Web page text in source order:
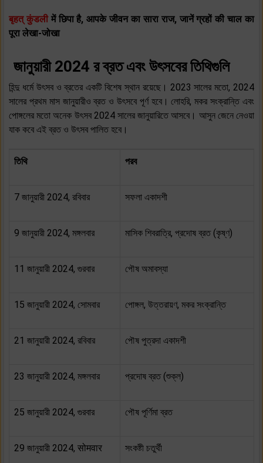
बृहत् कुंडलीमें छिपा है, आपके जीवन का सारा राज, जानें ग्रहों की चाल का
पूरा लेखा-जोखा
জানুয়ারী 2024 র ব্রত এবং উৎসবের তিথিগুলি
হিন্দু ধর্মে উৎসব ও ব্রতের একটি বিশেষ স্থান রয়েছে। 2023 সালের মতো, 2024
সালের প্রথম মাস জানুয়ারীও ব্রত ও উৎসবে পূর্ণ হবে। লোহরি, মকর সংক্রান্তি এবং
পোঙ্গলের মতো অনেক উৎসব 2024 সালের জানুয়ারিতে আসবে। আসুন জেনে নেওয়া
যাক কবে এই ব্রত ও উৎসব পালিত হবে।
তিথি পরব
7 জানুয়ারী 2024, রবিবার সফলা একাদশী
9 জানুয়ারী 2024, মঙ্গলবার মাসিক শিবরাত্রি, প্রদোষ ব্রত (কৃষ্ণ)
11 জানুয়ারী 2024, গুরবার পৌষ অমাবস্যা
15 জানুয়ারী 2024, সোমবার পোঙ্গল, উত্তরায়ণ, মকর সংক্রান্তি
21 জানুয়ারী 2024, রবিবার পৌষ পুত্রদা একাদশী
23 জানুয়ারী 2024, মঙ্গলবার প্রদোষ ব্রত (শুক্ল)
25 জানুয়ারী 2024, গুরবার পৌষ পূর্ণিমা ব্রত
29 জানুয়ারী 2024, सोमवार সংকষ্টী চতুর্থী